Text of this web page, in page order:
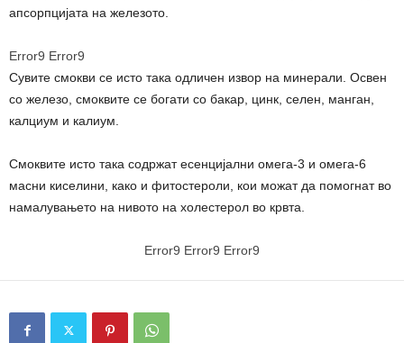
апсорпцијата на железото.
Error9 Error9
Сувите смокви се исто така одличен извор на минерали. Освен
со железо, смоквите се богати со бакар, цинк, селен, манган,
калциум и калиум.
Смоквите исто така содржат есенцијални омега-3 и омега-6
масни киселини, како и фитостероли, кои можат да помогнат во
намалувањето на нивото на холестерол во крвта.
Error9 Error9 Error9